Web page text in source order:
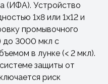
(ИФА). Устройство
1х8 или 1х12 и
промывочного
до 3000 мкл с
в лунке (< 2 мкл).
защиты от
риск